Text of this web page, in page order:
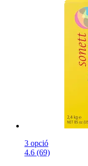
3 opció
4.6 (69)